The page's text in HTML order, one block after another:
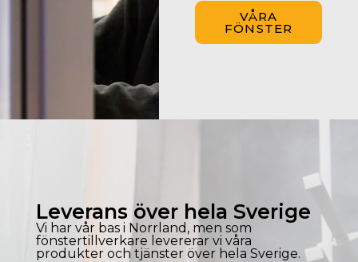
VÅRA
FÖNSTER
Leverans över hela Sverige
Vi har vår bas i Norrland, men som
fönstertillverkare levererar vi våra
produkter och tjänster över hela Sverige.